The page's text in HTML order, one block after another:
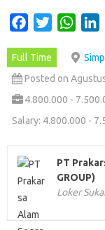
c
e
b
t
t
W
a
t
s
n
k
e
Full Time
Posted on
4.800.000 -
Salary: 4.800.000 -
PT
GROUP)
Loker